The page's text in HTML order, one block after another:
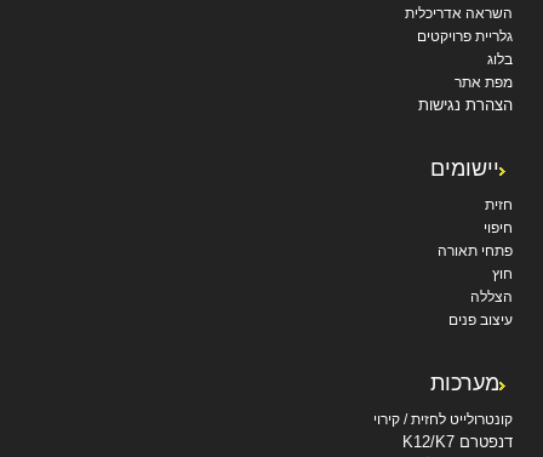
השראה אדריכלית
גלריית פרויקטים
בלוג
מפת אתר
הצהרת נגישות
יישומים
חזית
חיפוי
פתחי תאורה
חוץ
הצללה
עיצוב פנים
מערכות
קונטרולייט לחזית / קירוי
דנפטרם K12/K7